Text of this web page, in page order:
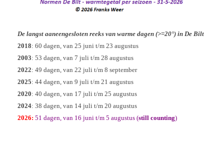
De langst aaneengesloten reeks van warme dagen (>=20°) in De Bilt
2018: 60 dagen, van 25 juni t/m 23 augustus
2003: 53 dagen, van 7 juli t/m 28 augustus
2022: 49 dagen, van 22 juli t/m 8 september
2025: 44 dagen, van 9 juli t/m 21 augustus
2020: 40 dagen, van 17 juli t/m 25 augustus
2024: 38 dagen, van 14 juli t/m 20 augustus
2026: 51 dagen, van 16 juni t/m 5 augustus (still counting)